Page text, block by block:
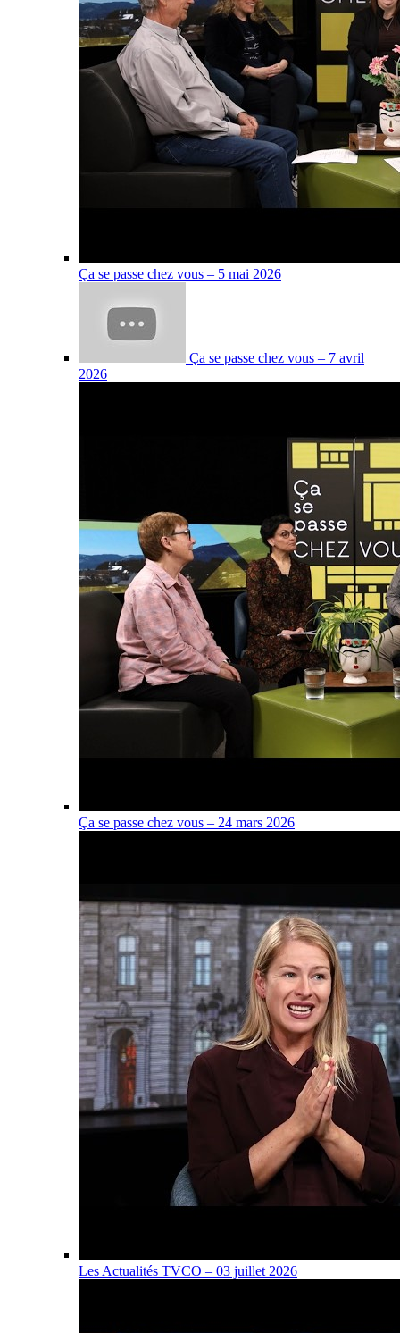
Ça se passe chez vous – 5 mai 2026
Ça se passe chez vous – 7 avril
2026
Ça se passe chez vous – 24 mars 2026
Les Actualités TVCO – 03 juillet 2026